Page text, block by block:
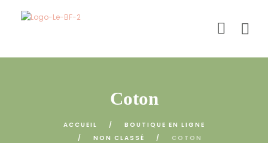
Coton
ACCUEIL
BOUTIQUE EN LIGNE
NON CLASSÉ
COTON